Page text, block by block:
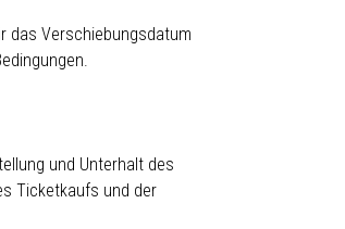
das Verschiebungsdatum
und Unterhalt des
Ticketkaufs und der